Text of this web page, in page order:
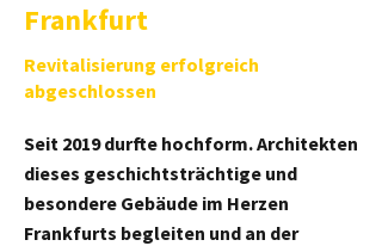
Frankfurt
Revitalisierung erfolgreich
abgeschlossen
Seit 2019 durfte hochform. Architekten
dieses geschichtsträchtige und
besondere Gebäude im Herzen
Frankfurts begleiten und an der